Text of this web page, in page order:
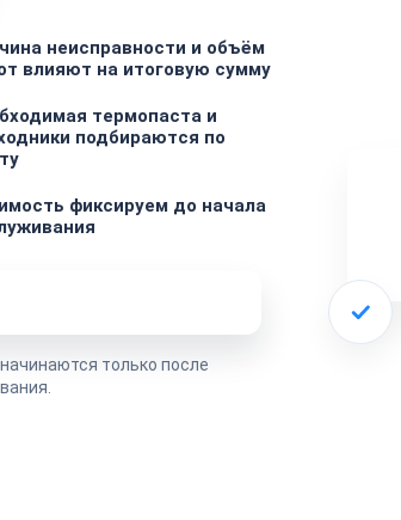
неисправности и объём
влияют на итоговую сумму
термопаста и
подбираются по
фиксируем до начала
только после